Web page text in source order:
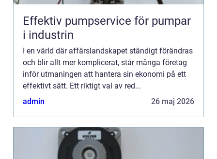
Effektiv pumpservice för pumpar
i industrin
I en värld där affärslandskapet ständigt förändras
och blir allt mer komplicerat, står många företag
inför utmaningen att hantera sin ekonomi på ett
effektivt sätt. Ett riktigt val av red...
admin
26 maj 2026